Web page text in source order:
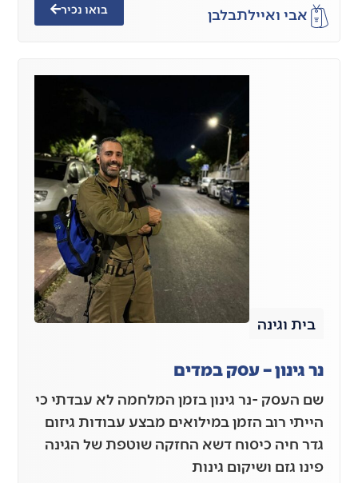
אבי ואיילתבלבן בואו נכיר
בית וגינה
נר גינון – עסק במדים
שם העסק -נר גינון בזמן המלחמה לא עבדתי כי
הייתי רוב הזמן במילואים מבצע עבודות גיזום
גדר חיה כיסוח דשא החזקה שוטפת של הגינה
פינו גזם ושיקום גינות